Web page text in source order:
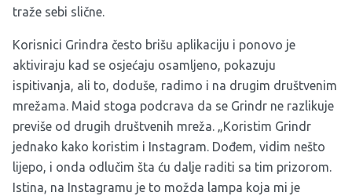
traže sebi slične.
Korisnici Grindra često brišu aplikaciju i ponovo je
aktiviraju kad se osjećaju osamljeno, pokazuju
ispitivanja, ali to, doduše, radimo i na drugim društvenim
mrežama. Maid stoga podcrava da se Grindr ne razlikuje
previše od drugih društvenih mreža. „Koristim Grindr
jednako kako koristim i Instagram. Dođem, vidim nešto
lijepo, i onda odlučim šta ću dalje raditi sa tim prizorom.
Istina, na Instagramu je to možda lampa koja mi je